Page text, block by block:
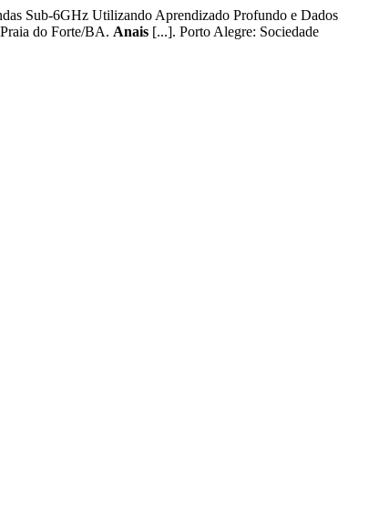
Sub-6GHz Utilizando Aprendizado Profundo e Dados
do Forte/BA. Anais [...]. Porto Alegre: Sociedade